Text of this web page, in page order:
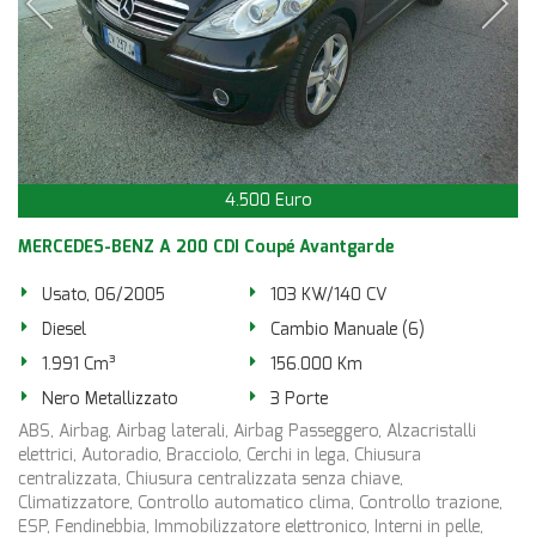
4.500 Euro
MERCEDES-BENZ A 200 CDI Coupé Avantgarde
Usato, 06/2005
103 KW/140 CV
Diesel
Cambio Manuale (6)
1.991 Cm³
156.000 Km
Nero Metallizzato
3 Porte
ABS, Airbag, Airbag laterali, Airbag Passeggero, Alzacristalli
elettrici, Autoradio, Bracciolo, Cerchi in lega, Chiusura
centralizzata, Chiusura centralizzata senza chiave,
Climatizzatore, Controllo automatico clima, Controllo trazione,
ESP, Fendinebbia, Immobilizzatore elettronico, Interni in pelle,